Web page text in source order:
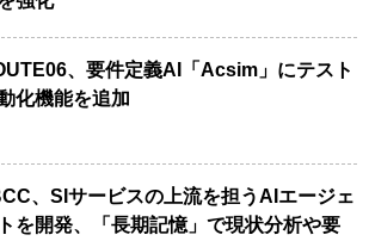
、要件定義AI「Acsim」にテスト
化機能を追加
、SIサービスの上流を担うAIエージェ
を開発、「長期記憶」で現状分析や要